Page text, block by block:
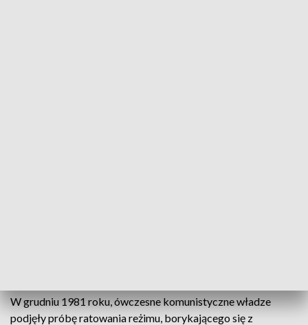
W grudniu 1981 roku, ówczesne komunistyczne władze
podjęły próbę ratowania reżimu, borykającego się z